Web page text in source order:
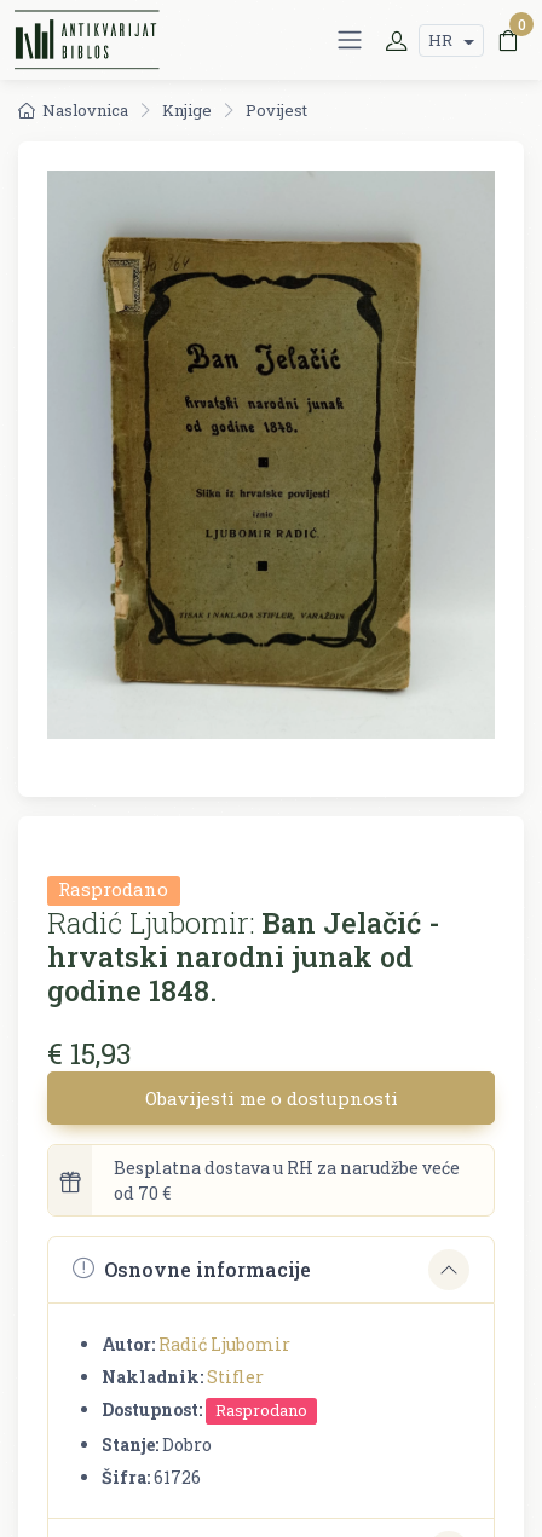
HR
0
Naslovnica Knjige Povijest
Rasprodano
Radić Ljubomir: Ban Jelačić -
hrvatski narodni junak od
godine 1848.
€ 15,93
Obavijesti me o dostupnosti
Besplatna dostava u RH za narudžbe veće
od 70 €
Osnovne informacije
Autor: Radić Ljubomir
Nakladnik:Stifler
Dostupnost:
Rasprodano
Stanje:Dobro
Šifra:61726